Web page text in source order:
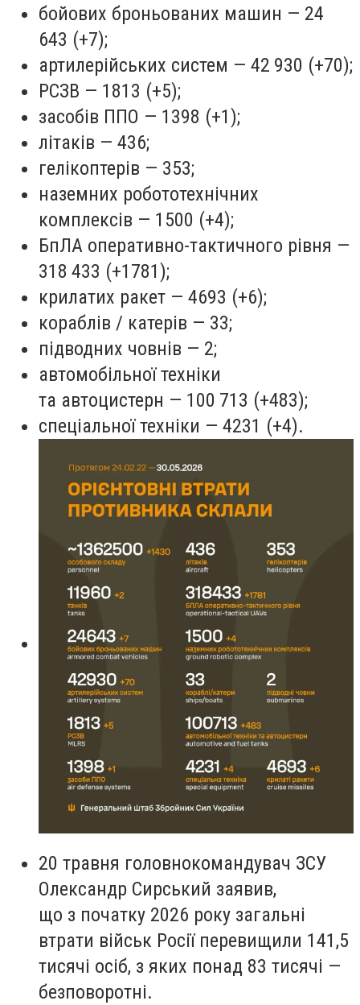
бойових броньованих машин — 24
643 (+7);
артилерійських систем — 42 930 (+70);
РСЗВ — 1813 (+5);
засобів ППО — 1398 (+1);
літаків — 436;
гелікоптерів — 353;
наземних робототехнічних
комплексів — 1500 (+4);
БпЛА оперативно-тактичного рівня —
318 433 (+1781);
крилатих ракет — 4693 (+6);
кораблів / катерів — 33;
підводних човнів — 2;
автомобільної техніки
та автоцистерн — 100 713 (+483);
спеціальної техніки — 4231 (+4).
20 травня головнокомандувач ЗСУ
Олександр Сирський заявив,
що з початку 2026 року загальні
втрати військ Росії перевищили 141,5
тисячі осіб, з яких понад 83 тисячі —
безповоротні.